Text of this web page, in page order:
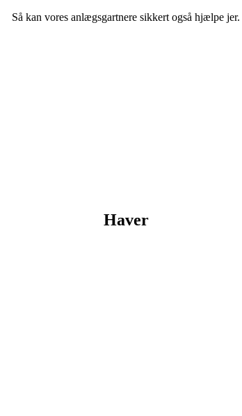
Så kan vores anlægsgartnere sikkert også hjælpe jer.
Haver